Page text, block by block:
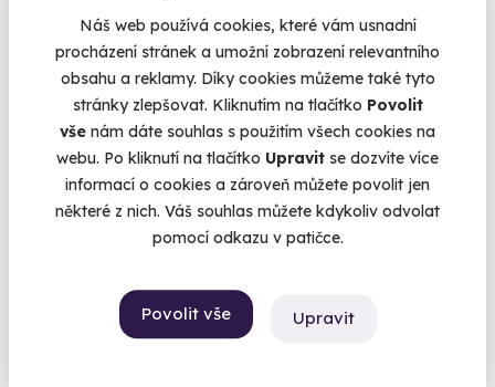
Náš web používá cookies, které vám usnadní
procházení stránek a umožní zobrazení relevantního
obsahu a reklamy. Díky cookies můžeme také tyto
stránky zlepšovat. Kliknutím na tlačítko Povolit
vše nám dáte souhlas s použitím všech cookies na
webu. Po kliknutí na tlačítko Upravit se dozvíte více
informací o cookies a zároveň můžete povolit jen
některé z nich. Váš souhlas můžete kdykoliv odvolat
pomocí odkazu v patičce.
Povolit vše Upravit
9.1
Volný termín už 14. 08. 2026
Vystřílíte celkem 110 nábojů!